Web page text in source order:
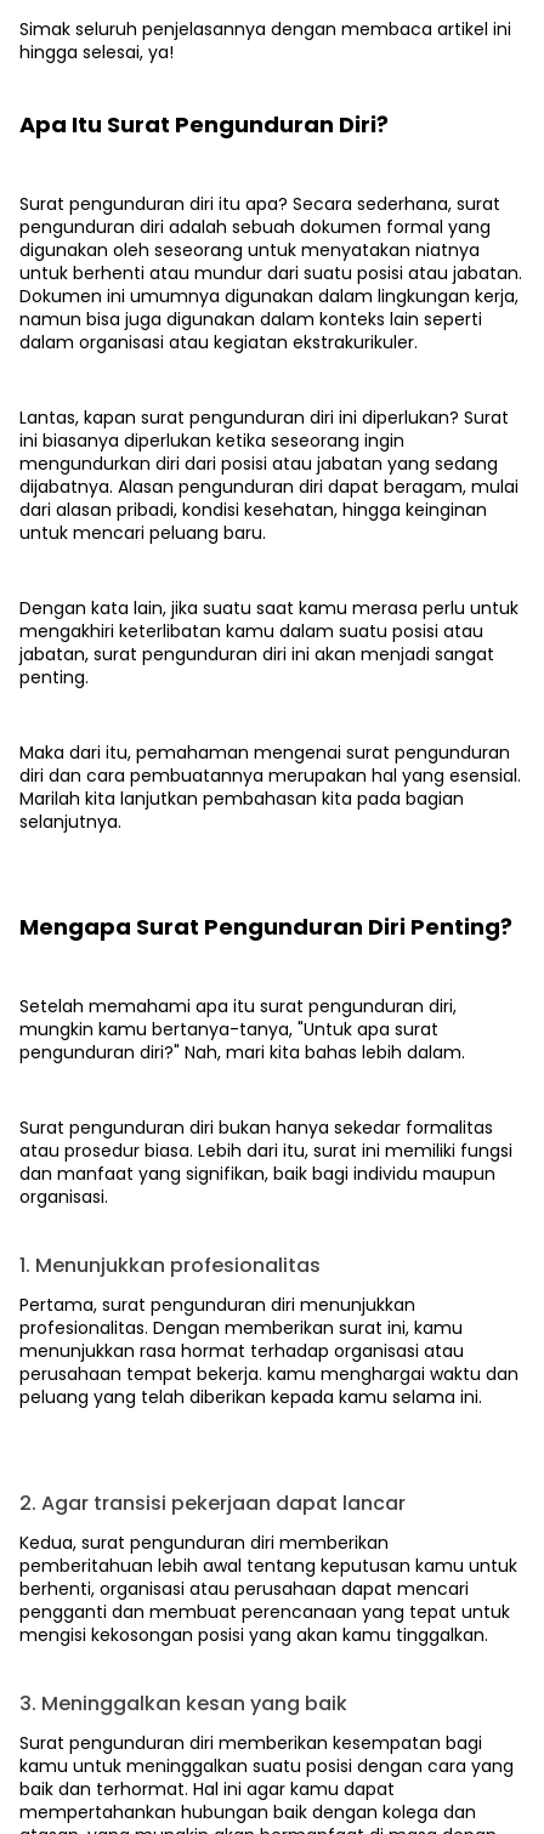
Simak seluruh penjelasannya dengan membaca artikel ini
hingga selesai, ya!
Apa Itu Surat Pengunduran Diri?
Surat pengunduran diri itu apa? Secara sederhana, surat
pengunduran diri adalah sebuah dokumen formal yang
digunakan oleh seseorang untuk menyatakan niatnya
untuk berhenti atau mundur dari suatu posisi atau jabatan.
Dokumen ini umumnya digunakan dalam lingkungan kerja,
namun bisa juga digunakan dalam konteks lain seperti
dalam organisasi atau kegiatan ekstrakurikuler.
Lantas, kapan surat pengunduran diri ini diperlukan? Surat
ini biasanya diperlukan ketika seseorang ingin
mengundurkan diri dari posisi atau jabatan yang sedang
dijabatnya. Alasan pengunduran diri dapat beragam, mulai
dari alasan pribadi, kondisi kesehatan, hingga keinginan
untuk mencari peluang baru.
Dengan kata lain, jika suatu saat kamu merasa perlu untuk
mengakhiri keterlibatan kamu dalam suatu posisi atau
jabatan, surat pengunduran diri ini akan menjadi sangat
penting.
Maka dari itu, pemahaman mengenai surat pengunduran
diri dan cara pembuatannya merupakan hal yang esensial.
Marilah kita lanjutkan pembahasan kita pada bagian
selanjutnya.
Mengapa Surat Pengunduran Diri Penting?
Setelah memahami apa itu surat pengunduran diri,
mungkin kamu bertanya-tanya, "Untuk apa surat
pengunduran diri?" Nah, mari kita bahas lebih dalam.
Surat pengunduran diri bukan hanya sekedar formalitas
atau prosedur biasa. Lebih dari itu, surat ini memiliki fungsi
dan manfaat yang signifikan, baik bagi individu maupun
organisasi.
1. Menunjukkan profesionalitas
Pertama, surat pengunduran diri menunjukkan
profesionalitas. Dengan memberikan surat ini, kamu
menunjukkan rasa hormat terhadap organisasi atau
perusahaan tempat bekerja. kamu menghargai waktu dan
peluang yang telah diberikan kepada kamu selama ini.
2. Agar transisi pekerjaan dapat lancar
Kedua, surat pengunduran diri memberikan
pemberitahuan lebih awal tentang keputusan kamu untuk
berhenti, organisasi atau perusahaan dapat mencari
pengganti dan membuat perencanaan yang tepat untuk
mengisi kekosongan posisi yang akan kamu tinggalkan.
3. Meninggalkan kesan yang baik
Surat pengunduran diri memberikan kesempatan bagi
kamu untuk meninggalkan suatu posisi dengan cara yang
baik dan terhormat. Hal ini agar kamu dapat
mempertahankan hubungan baik dengan kolega dan